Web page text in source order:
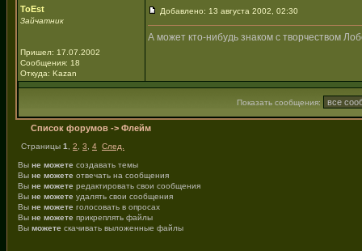
ToEst
Зайчатник
Пришел: 17.07.2002
Сообщения: 18
Откуда: Kazan
Добавлено: 13 августа 2002, 02:30
А может кто-нибудь знаком с творчеством
Показать сообщения:
Список форумов -> Флейм
Страницы 1 2 3 4 След.
Вы не можете создавать темы
Вы не можете отвечать на сообщения
Вы не можете редактировать свои сообщения
Вы не можете удалять свои сообщения
Вы не можете голосовать в опросах
Вы не можете прикреплять файлы
Вы можете скачивать выложенные файлы